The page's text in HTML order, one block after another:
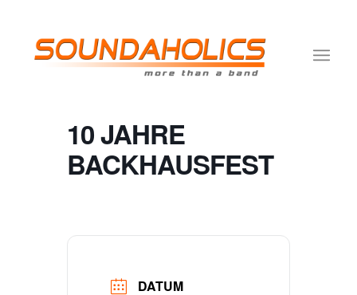
10 JAHRE
BACKHAUSFEST
DATUM